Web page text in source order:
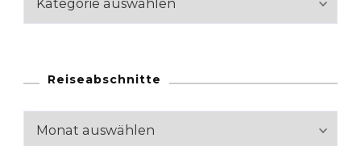
Reiseabschnitte
Reiseabschnitte